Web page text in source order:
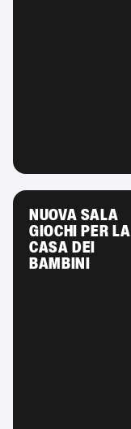
NUOVA SALA
GIOCHI PER LA
CASA DEI
BAMBINI